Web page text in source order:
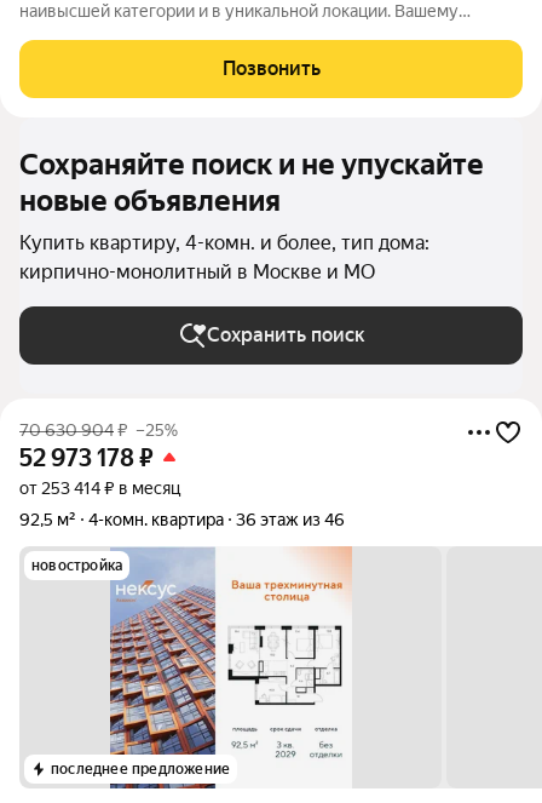
наивысшей категории и в уникальной локации. Вашему
доме премиального класса в ЖК Квартал на Ленинском.
Застройка выполнена в едином
Позвонить
Сохраняйте поиск и не упускайте
новые объявления
Купить квартиру, 4-комн. и более, тип дома:
кирпично-монолитный в Москве и МО
Сохранить поиск
70 630 904₽ –25%
52 973 178₽
от 253 414 ₽ в месяц
92,5 м²
4-комн. квартира 36 этаж из 46
новостройка
последнее предложение